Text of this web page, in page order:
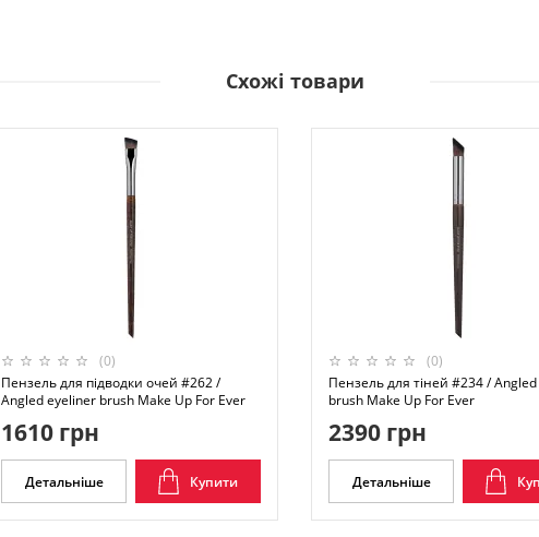
Схожі товари
(0)
Пензель для підводки очей #262 /
Angled eyeliner brush Make Up For Ever
1610 грн
Детальніше Купити
(0)
Пензель для тіней #234 /
brush Make Up For Ever
2390 грн
Детальніше